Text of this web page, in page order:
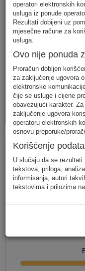
FIKSNA
AVM
usluge
Fiksna telefonija
Jednostavan unos
korisnika u Crnoj Gori.)
(Za
konkretnim
operatori elektronskih
usluga iz ponude
Rezultati dobijeni uz
mjesečne račune za
usluga.
Ovo nije ponuda
Proračun dobijen
za zaključenje ugovora
elektronske
čije se usluge i cijene
obavezujući karakter.
zaključenje ugovora
operatoru elektronskih
osnovu preporuke/
Korišćenje
U slučaju da se
tekstova, priloga,
informisanja, autori
tekstovima i prilozima